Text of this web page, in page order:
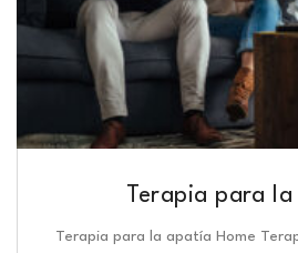
Terapia para
Terapia para la apatía Home